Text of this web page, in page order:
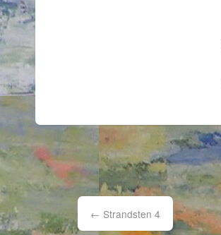
Post
navigation
← Strandsten 4